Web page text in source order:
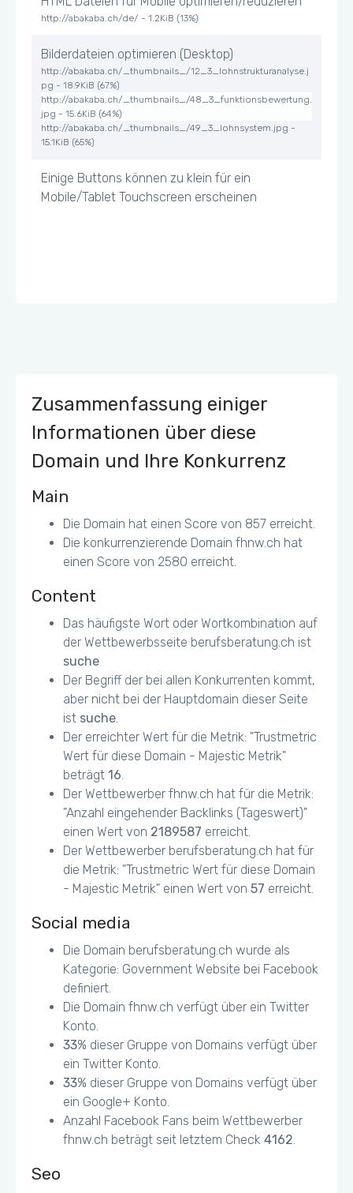
http://abakaba.ch/de/ - 1.2KiB (13%)
Bilderdateien optimieren (Desktop)
http://abakaba.ch/_thumbnails_/12_3_lohnstrukturanalyse.j
pg - 18.9KiB (67%)
http://abakaba.ch/_thumbnails_/48_3_funktionsbewertung.
jpg - 15.6KiB (64%)
http://abakaba.ch/_thumbnails_/49_3_lohnsystem.jpg -
15.1KiB (65%)
Einige Buttons können zu klein für ein
Mobile/Tablet Touchscreen erscheinen
Zusammenfassung einiger
Informationen über diese
Domain und Ihre Konkurrenz
Main
Die Domain hat einen Score von 857 erreicht.
Die konkurrenzierende Domain fhnw.ch hat
einen Score von 2580 erreicht.
Content
Das häufigste Wort oder Wortkombination auf
der Wettbewerbsseite berufsberatung.ch ist
suche
Der Begriff der bei allen Konkurrenten kommt,
aber nicht bei der Hauptdomain dieser Seite
ist suche.
Der erreichter Wert für die Metrik: "Trustmetric
Wert für diese Domain - Majestic Metrik"
beträgt 16.
Der Wettbewerber fhnw.ch hat für die Metrik:
"Anzahl eingehender Backlinks (Tageswert)"
einen Wert von 2189587 erreicht.
Der Wettbewerber berufsberatung.ch hat für
die Metrik: "Trustmetric Wert für diese Domain
- Majestic Metrik" einen Wert von 57 erreicht.
Social media
Die Domain berufsberatung.ch wurde als
Kategorie: Government Website bei Facebook
definiert.
Die Domain fhnw.ch verfügt über ein Twitter
Konto.
33% dieser Gruppe von Domains verfügt über
ein Twitter Konto.
33% dieser Gruppe von Domains verfügt über
ein Google+ Konto.
Anzahl Facebook Fans beim Wettbewerber
fhnw.ch beträgt seit letztem Check 4162.
Seo